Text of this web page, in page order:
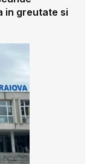
in greutate si